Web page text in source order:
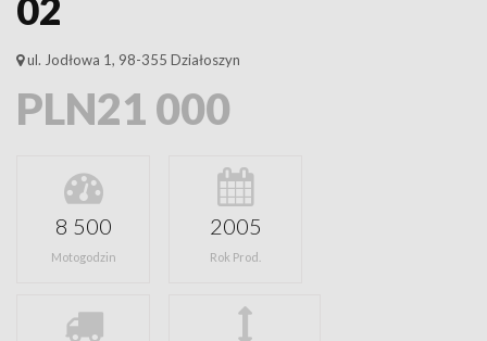
02
ul. Jodłowa 1, 98-355 Działoszyn
PLN21 000
8 500
Motogodzin
2005
Rok Prod.